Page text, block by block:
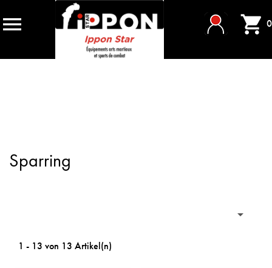
  0
Sparring

1 - 13 von 13 Artikel(n)